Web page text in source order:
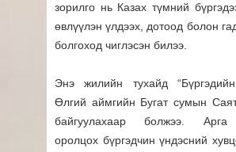
зорилго нь Казах түмний
өвлүүлэн үлдээх, дотоод болон
болгоход чиглэсэн билээ.
Энэ жилийн тухайд
Өлгий аймгийн Бугат сумын
байгуулахаар болжээ . Арга
оролцох бүргэдчин үндэсний